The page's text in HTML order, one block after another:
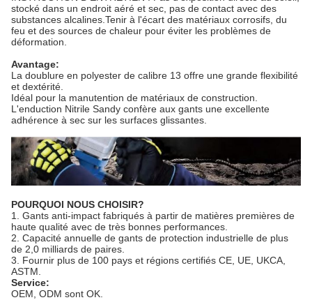
stocké dans un endroit aéré et sec, pas de contact avec des
substances alcalines.Tenir à l'écart des matériaux corrosifs, du
feu et des sources de chaleur pour éviter les problèmes de
déformation.
Avantage:
La doublure en polyester de calibre 13 offre une grande flexibilité
et dextérité.
Idéal pour la manutention de matériaux de construction.
L'enduction Nitrile Sandy confère aux gants une excellente
adhérence à sec sur les surfaces glissantes.
POURQUOI NOUS CHOISIR?
1. Gants anti-impact fabriqués à partir de matières premières de
haute qualité avec de très bonnes performances.
2. Capacité annuelle de gants de protection industrielle de plus
de 2,0 milliards de paires.
3. Fournir plus de 100 pays et régions certifiés CE, UE, UKCA,
ASTM.
Service:
OEM, ODM sont OK.